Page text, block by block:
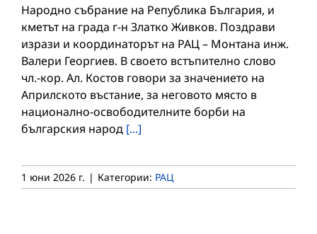
Народно събрание на Република България, и
кметът на града г-н Златко Живков. Поздрави
изрази и координаторът на РАЦ – Монтана инж.
Валери Георгиев. В своето встъпително слово
чл.-кор. Ал. Костов говори за значението на
Априлското въстание, за неговото място в
национално-освободителните борби на
българския народ [...]
1 юни 2026 г. | Категории: РАЦ